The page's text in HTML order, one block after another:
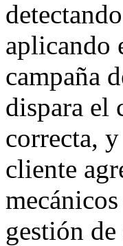
aplicando
campaña
dispara el
correcta,
cliente
gestión